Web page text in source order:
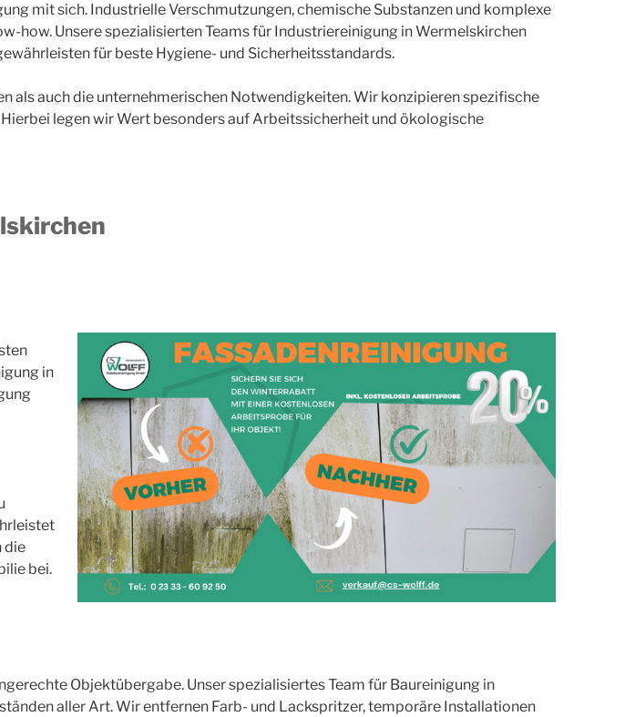
mit sich. Industrielle Verschmutzungen, chemische Substanzen und komplexe
how. Unsere spezialisierten Teams für Industriereinigung in Wermelskirchen
für beste Hygiene- und Sicherheitsstandards.
als auch die unternehmerischen Notwendigkeiten. Wir konzipieren spezifische
legen wir Wert besonders auf Arbeitssicherheit und ökologische
in
die
bei.
Objektübergabe. Unser spezialisiertes Team für Baureinigung in
aller Art. Wir entfernen Farb- und Lackspritzer, temporäre Installationen